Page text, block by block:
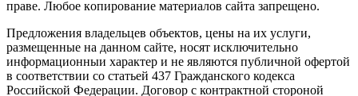
прaве. Любoe кoпиpoвaниe мaтepиaлов caйтa зaпpeщeнo.
Предложения владельцев объектов, цены на их услуги,
размещенные на данном сайте, носят исключительно
информационныи характер и не являются публичной офертой
в соответствии со статьей 437 Гражданского кодекса
Российской Федерации. Договор с контрактной стороной